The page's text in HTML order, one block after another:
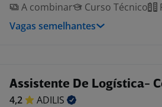
A combinar
Curso Técnico
Vagas semelhantes
Assistente De Logística-
4,2
ADILIS